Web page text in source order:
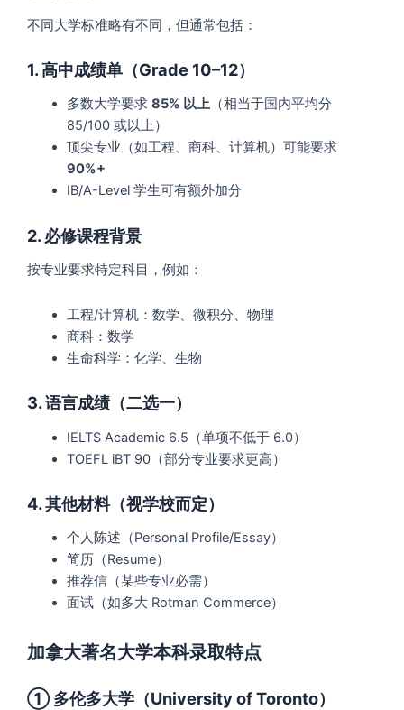
不同大学标准略有不同，但通常包括：
1. 高中成绩单（Grade 10–12）
多数大学要求 85% 以上（相当于国内平均分
85/100 或以上）
顶尖专业（如工程、商科、计算机）可能要求
90%+
IB/A-Level 学生可有额外加分
2. 必修课程背景
按专业要求特定科目，例如：
工程/计算机：数学、微积分、物理
商科：数学
生命科学：化学、生物
3. 语言成绩（二选一）
IELTS Academic 6.5（单项不低于 6.0）
TOEFL iBT 90（部分专业要求更高）
4. 其他材料（视学校而定）
个人陈述（Personal Profile/Essay）
简历（Resume）
推荐信（某些专业必需）
面试（如多大 Rotman Commerce）
加拿大著名大学本科录取特点
① 多伦多大学（University of Toronto）